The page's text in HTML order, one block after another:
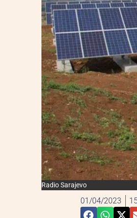
Radio Sarajevo
01/04/2023